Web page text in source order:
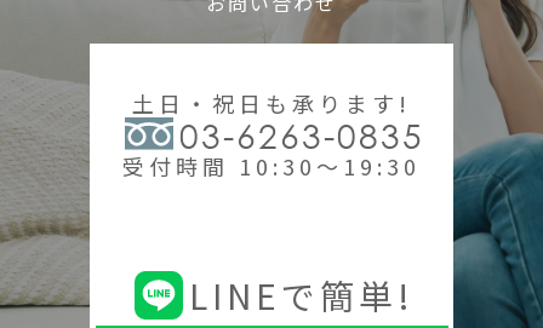
土日・祝日も承ります!
03-6263-0835
受付時間 10:30～19:30
LINEで簡単!